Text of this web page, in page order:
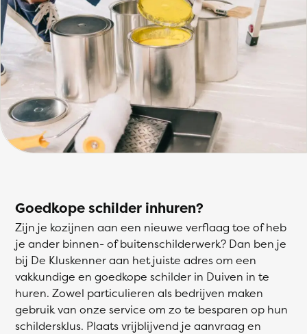
Goedkope schilder inhuren?
Zijn je kozijnen aan een nieuwe verflaag toe of heb
je ander binnen- of buitenschilderwerk? Dan ben je
bij De Kluskenner aan het juiste adres om een
vakkundige en goedkope schilder in Duiven in te
huren. Zowel particulieren als bedrijven maken
gebruik van onze service om zo te besparen op hun
schildersklus. Plaats vrijblijvend je aanvraag en